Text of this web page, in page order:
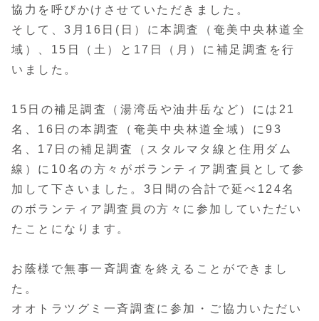
協力を呼びかけさせていただきました。
そして、3月16日(日）に本調査（奄美中央林道全
域）、15日（土）と17日（月）に補足調査を行
いました。
15日の補足調査（湯湾岳や油井岳など）には21
名、16日の本調査（奄美中央林道全域）に93
名、17日の補足調査（スタルマタ線と住用ダム
線）に10名の方々がボランティア調査員として参
加して下さいました。3日間の合計で延べ124名
のボランティア調査員の方々に参加していただい
たことになります。
お蔭様で無事一斉調査を終えることができまし
た。
オオトラツグミ一斉調査に参加・ご協力いただい